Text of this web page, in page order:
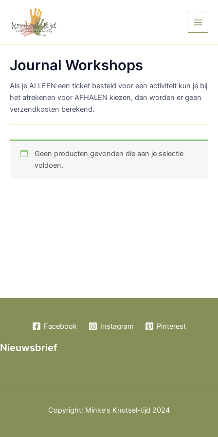
Main
Journal Workshops
Als je ALLEEN een ticket besteld voor een activiteit kun je bij
het afrekenen voor AFHALEN kiezen, dan worden er geen
verzendkosten berekend.
Geen producten gevonden die aan je selectie
voldoen.
Facebook Instagram Pinterest
Nieuwsbrief
Copyright: Minke's Knutsel-tijd 2024